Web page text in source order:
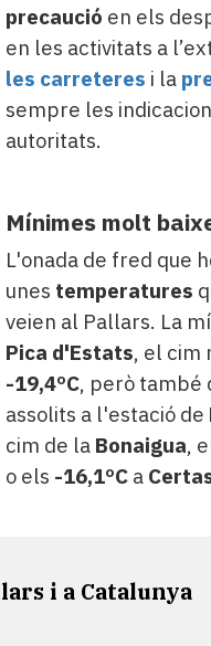
precaució en els
en les activitats a
les carreteres i la
sempre les
autoritats.
i a Catalunya
Mínimes molt
L'onada de fred que
unes temperatures
veien al Pallars. La
Pica d'Estats, el cim
-19,4ºC, però també
assolits a l'estació de
cim de la Bonaigua,
o els -16,1ºCa